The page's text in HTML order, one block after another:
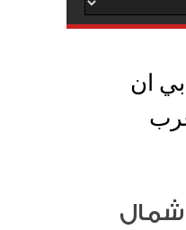
بي ان
شمال